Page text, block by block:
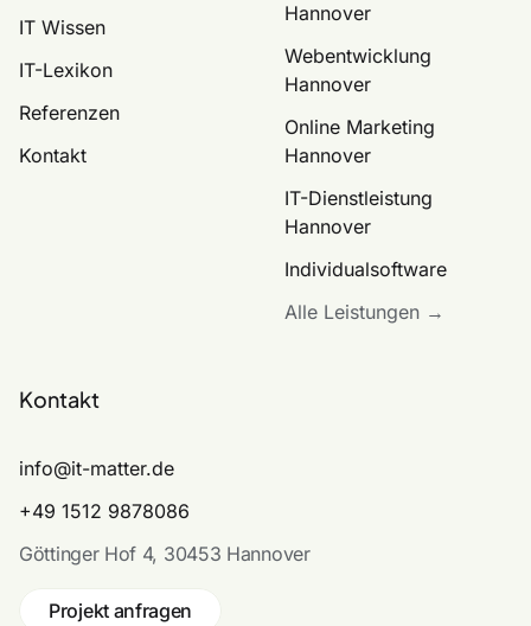
IT Wissen
IT-Lexikon
Referenzen
Kontakt
Hannover
Webentwicklung
Hannover
Online Marketing
Hannover
IT-Dienstleistung
Hannover
Individualsoftware
Alle Leistungen →
Kontakt
info@it-matter.de
+49 1512 9878086
Göttinger Hof 4, 30453 Hannover
Projekt anfragen